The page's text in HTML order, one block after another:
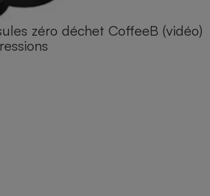
zéro déchet CoffeeB (vidéo)